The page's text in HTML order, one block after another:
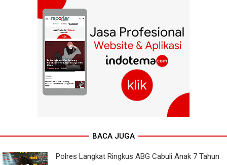
BACA JUGA
Polres Langkat Ringkus ABG Cabuli Anak 7 Tahun